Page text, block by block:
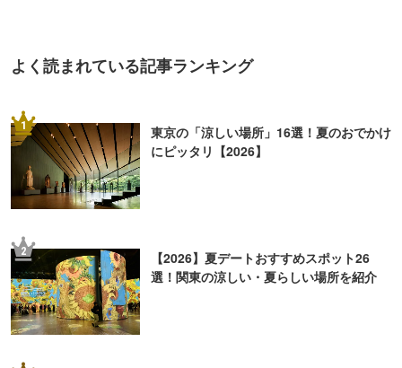
よく読まれている記事ランキング
1
東京の「涼しい場所」16選！夏のおでかけ
にピッタリ【2026】
2
【2026】夏デートおすすめスポット26
選！関東の涼しい・夏らしい場所を紹介